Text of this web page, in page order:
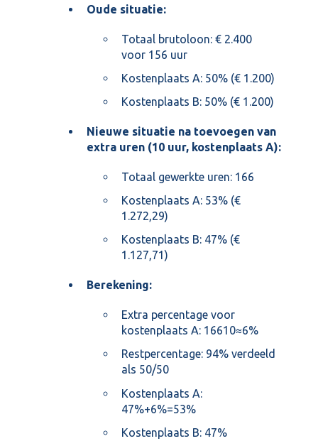
Oude situatie:
Totaal brutoloon: € 2.400
voor 156 uur
Kostenplaats A: 50% (€ 1.200)
Kostenplaats B: 50% (€ 1.200)
Nieuwe situatie na toevoegen van
extra uren (10 uur, kostenplaats A):
Totaal gewerkte uren: 166
Kostenplaats A: 53% (€
1.272,29)
Kostenplaats B: 47% (€
1.127,71)
Berekening:
Extra percentage voor
kostenplaats A: 16610​≈6%
Restpercentage: 94% verdeeld
als 50/50
Kostenplaats A:
47%+6%=53%
Kostenplaats B: 47%